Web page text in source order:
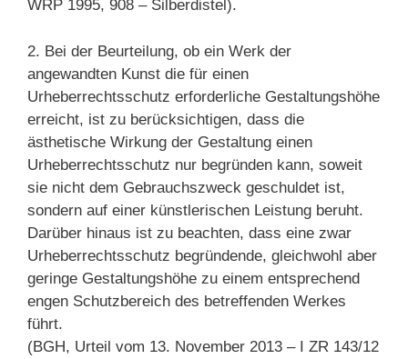
WRP 1995, 908 – Silberdistel).
2. Bei der Beurteilung, ob ein Werk der
angewandten Kunst die für einen
Urheberrechtsschutz erforderliche Gestaltungshöhe
erreicht, ist zu berücksichtigen, dass die
ästhetische Wirkung der Gestaltung einen
Urheberrechtsschutz nur begründen kann, soweit
sie nicht dem Gebrauchszweck geschuldet ist,
sondern auf einer künstlerischen Leistung beruht.
Darüber hinaus ist zu beachten, dass eine zwar
Urheberrechtsschutz begründende, gleichwohl aber
geringe Gestaltungshöhe zu einem entsprechend
engen Schutzbereich des betreffenden Werkes
führt.
(BGH, Urteil vom 13. November 2013 – I ZR 143/12